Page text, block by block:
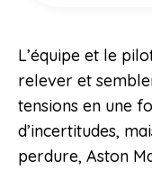
L’équipe et le
relever et
tensions en une
d’incertitudes,
perdure, Aston